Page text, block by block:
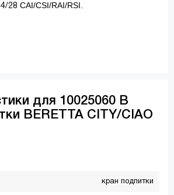
28 CAI/CSI/RAI/RSI.
для 10025060 В
BERETTA СITY/CIAO
кран подпитки